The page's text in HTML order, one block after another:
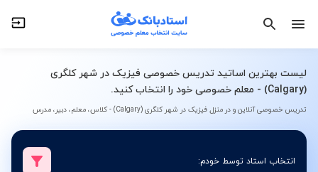
لیست بهترین اساتید تدریس خصوصی فیزیک در شهر کلگری
(Calgary) - معلم خصوصی خود را انتخاب کنید.
تدریس خصوصی آنلاین و در منزل فیزیک در شهر کلگری (Calgary) - کلاس، معلم، دبیر، مدرس
انتخاب استاد توسط خودم:
انتخاب درس